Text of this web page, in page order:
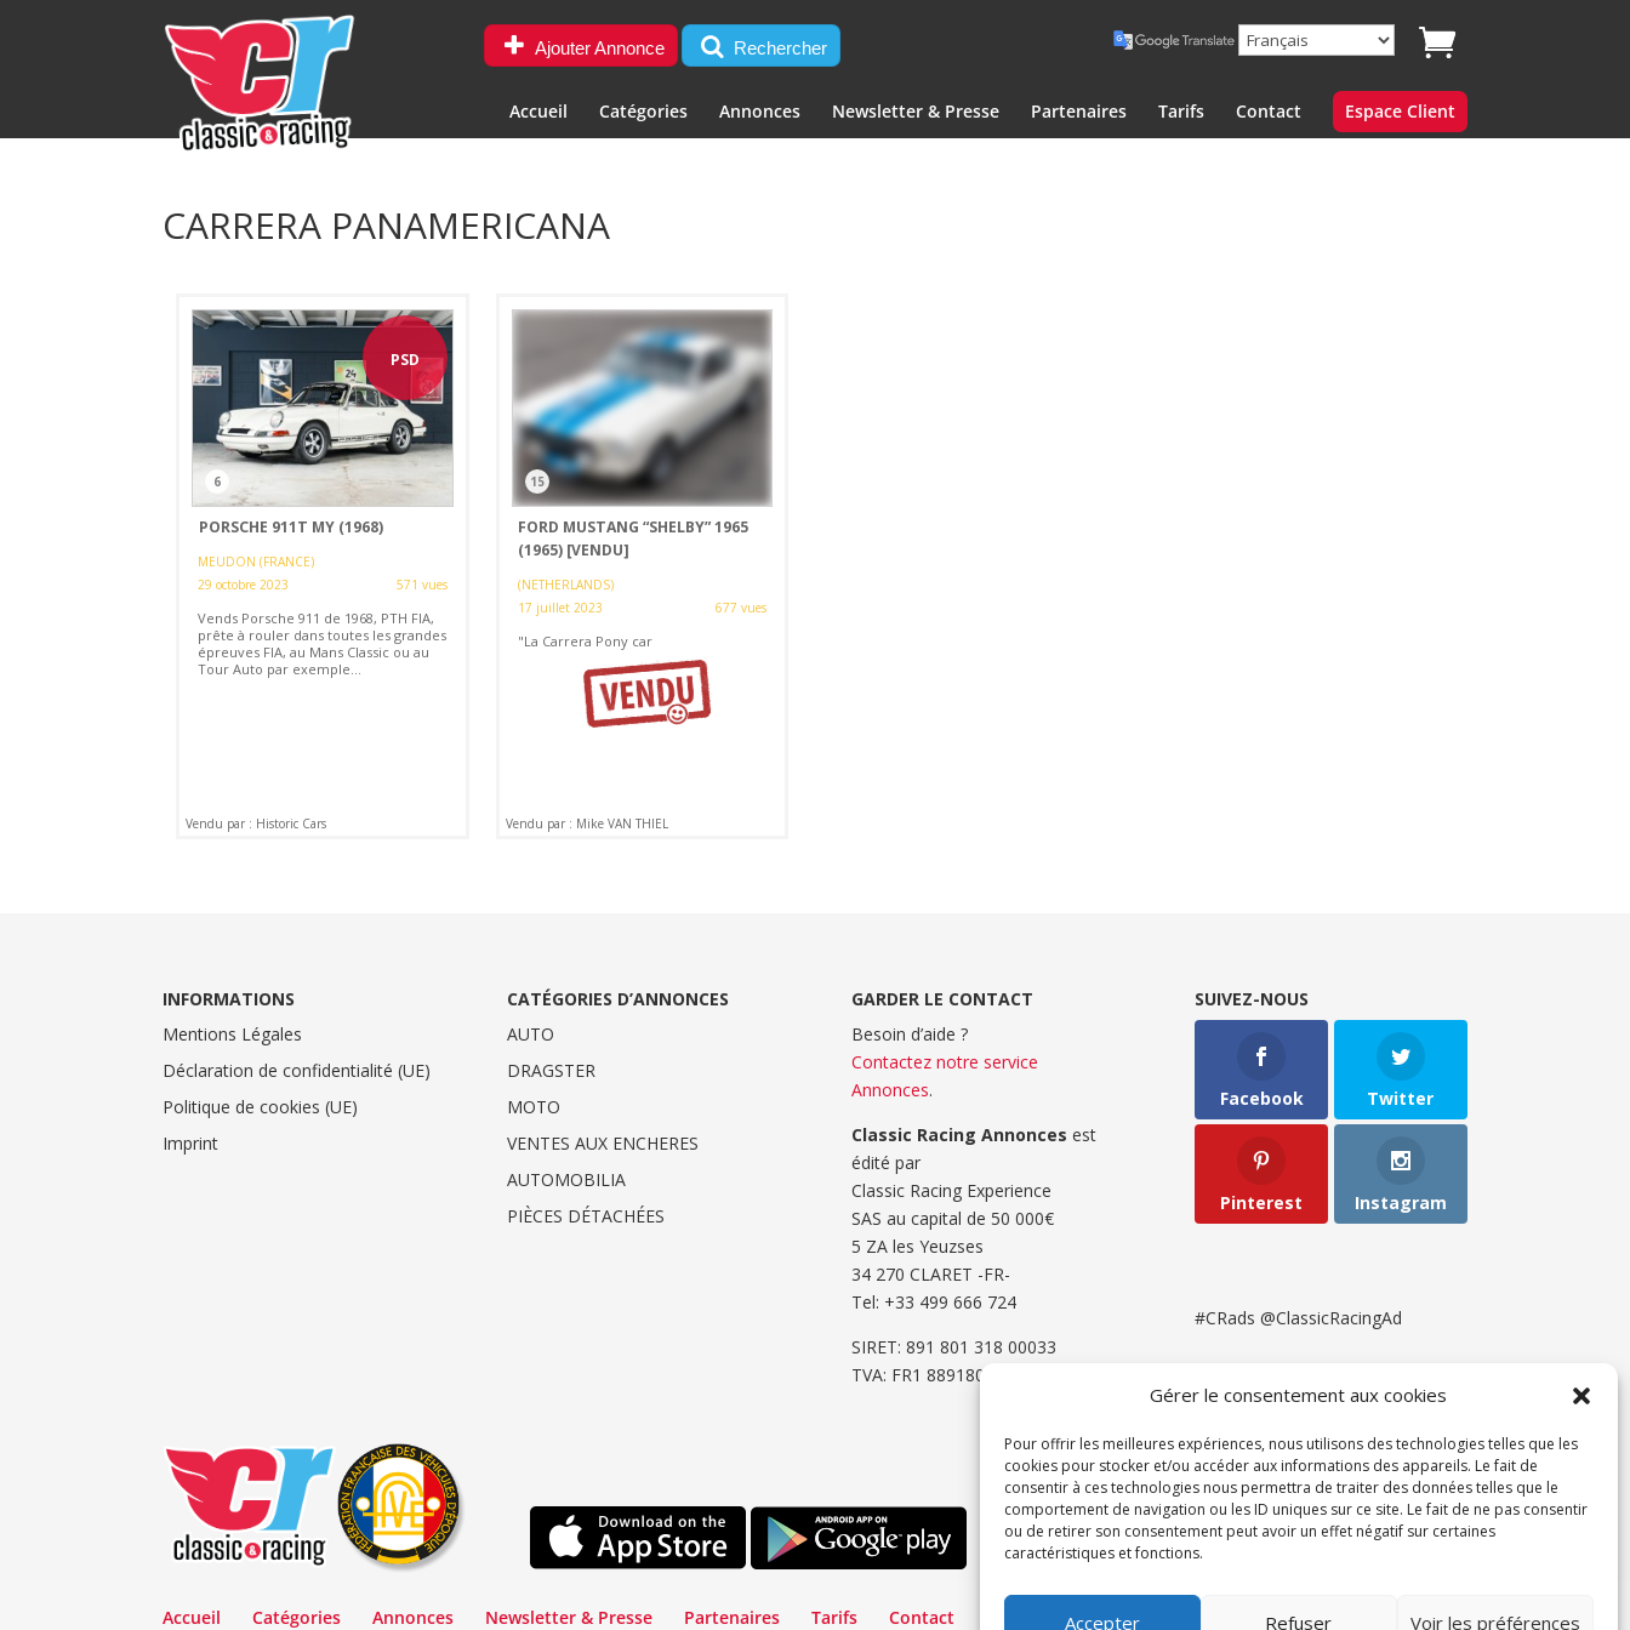
Gérer le consentement aux cookies
Pour offrir les meilleures expériences, nous utilisons des technologies telles que les
cookies pour stocker et/ou accéder aux informations des appareils. Le fait de
consentir à ces technologies nous permettra de traiter des données telles que le
comportement de navigation ou les ID uniques sur ce site. Le fait de ne pas consentir
ou de retirer son consentement peut avoir un effet négatif sur certaines
caractéristiques et fonctions.
Accepter Refuser Voir les préférences
Ajouter Annonce Rechercher
Accueil Catégories Annonces Newsletter & Presse Partenaires Tarifs Contact Espace Client
CARRERA PANAMERICANA
PSD
6
PORSCHE 911T MY (1968)
MEUDON (FRANCE)
29 octobre 2023
571 vues
Vends Porsche 911 de 1968, PTH FIA,
prête à rouler dans toutes les grandes
épreuves FIA, au Mans Classic ou au
Tour Auto par exemple...
Vendu par : Historic Cars
15
FORD MUSTANG “SHELBY” 1965
(1965) [VENDU]
(NETHERLANDS)
17 juillet 2023
677 vues
"La Carrera Pony car
Vendu par : Mike VAN THIEL
INFORMATIONS
Mentions Légales
Déclaration de confidentialité (UE)
Politique de cookies (UE)
Imprint
CATÉGORIES D’ANNONCES
AUTO
DRAGSTER
MOTO
VENTES AUX ENCHERES
AUTOMOBILIA
PIÈCES DÉTACHÉES
GARDER LE CONTACT
Besoin d’aide ?
Contactez notre service
Annonces.
Classic Racing Annonces est
édité par
Classic Racing Experience
SAS au capital de 50 000€
5 ZA les Yeuzses
34 270 CLARET -FR-
Tel: ‭+33 499 666 724‬
SIRET: 891 801 318 00033
TVA: FR1 8891801318
SUIVEZ-NOUS
Facebook Twitter
Pinterest Instagram
#CRads @ClassicRacingAd
Accueil Catégories Annonces Newsletter & Presse Partenaires Tarifs Contact Espace Client